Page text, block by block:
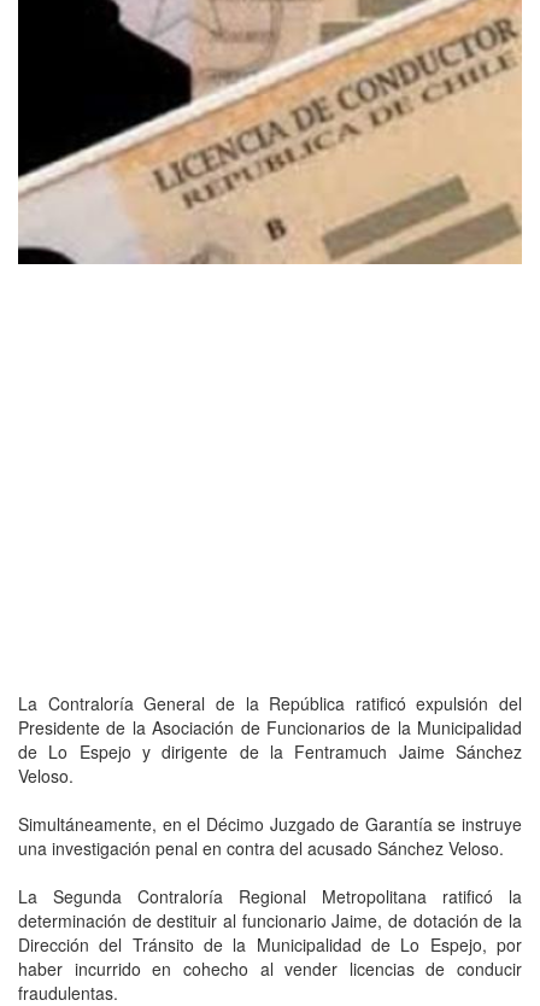
La Contraloría General de la República ratificó expulsión del
Presidente de la Asociación de Funcionarios de la Municipalidad
de Lo Espejo y dirigente de la Fentramuch Jaime Sánchez
Veloso.
Simultáneamente, en el Décimo Juzgado de Garantía se instruye
una investigación penal en contra del acusado Sánchez Veloso.
La Segunda Contraloría Regional Metropolitana ratificó la
determinación de destituir al funcionario Jaime, de dotación de la
Dirección del Tránsito de la Municipalidad de Lo Espejo, por
haber incurrido en cohecho al vender licencias de conducir
fraudulentas.